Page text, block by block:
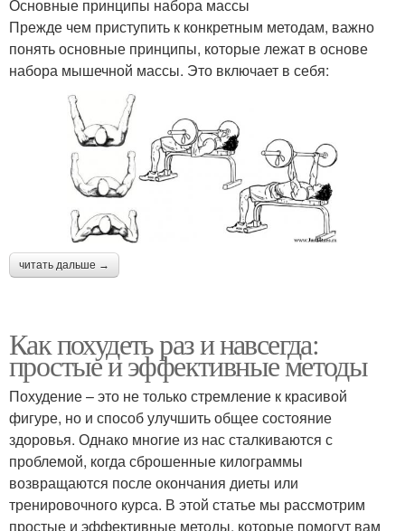
Основные принципы набора массы
Прежде чем приступить к конкретным методам, важно
понять основные принципы, которые лежат в основе
набора мышечной массы. Это включает в себя:
читать дальше →
Как похудеть раз и навсегда:
простые и эффективные методы
Похудение – это не только стремление к красивой
фигуре, но и способ улучшить общее состояние
здоровья. Однако многие из нас сталкиваются с
проблемой, когда сброшенные килограммы
возвращаются после окончания диеты или
тренировочного курса. В этой статье мы рассмотрим
простые и эффективные методы, которые помогут вам